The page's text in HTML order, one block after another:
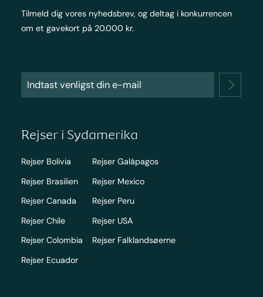
Tilmeld dig vores nyhedsbrev, og deltag i konkurrencen
om et gavekort på 20.000 kr.
Rejser i Sydamerika
Rejser Bolivia
Rejser Brasilien
Rejser Canada
Rejser Chile
Rejser Colombia
Rejser Ecuador
Rejser Galápagos
Rejser Mexico
Rejser Peru
Rejser USA
Rejser Falklandsøerne